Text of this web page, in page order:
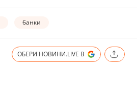
банки
ОБЕРИ НОВИНИ.LIVE В